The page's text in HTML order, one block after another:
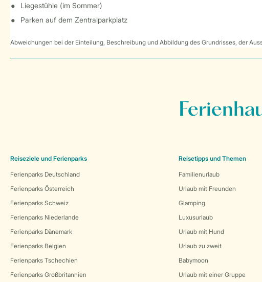
Liegestühle (im Sommer)
Parken auf dem Zentralparkplatz
Abweichungen bei der Einteilung, Beschreibung und Abbildung des Grundrisses, der
Reiseziele und Ferienparks
Ferienparks Deutschland
Ferienparks Österreich
Ferienparks Schweiz
Ferienparks Niederlande
Ferienparks Dänemark
Ferienparks Belgien
Ferienparks Tschechien
Ferienparks Großbritannien
Reisetipps und Themen
Familienurlaub
Urlaub mit Freunden
Glamping
Luxusurlaub
Urlaub mit Hund
Urlaub zu zweit
Babymoon
Urlaub mit einer Gruppe